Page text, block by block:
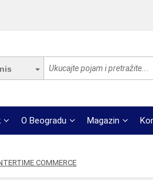
O Beogradu Magazin
COMMERCE